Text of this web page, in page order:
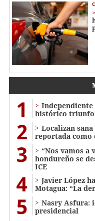
1
histórico triunfo
2
Localizan
reportada como
3
“Nos vamos a
hondureño se
ICE
4
Javier López
Motagua: “La
5
Nasry Asfura:
presidencial